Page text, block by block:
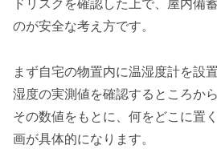
ドリスクを確認した上で、屋内備
のが安全な考え方です。
まず自宅の物置内に温湿度計を設
湿度の実測値を確認するところか
その数値をもとに、何をどこに置
画が具体的になります。